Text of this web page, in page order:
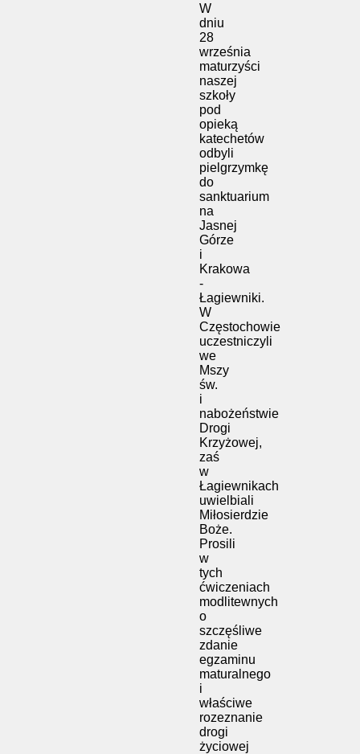
W
dniu
28
września
maturzyści
naszej
szkoły
pod
opieką
katechetów
odbyli
pielgrzymkę
do
sanktuarium
na
Jasnej
Górze
i
Krakowa
-
Łagiewniki.
W
Częstochowie
uczestniczyli
we
Mszy
św.
i
nabożeństwie
Drogi
Krzyżowej,
zaś
w
Łagiewnikach
uwielbiali
Miłosierdzie
Boże.
Prosili
w
tych
ćwiczeniach
modlitewnych
o
szczęśliwe
zdanie
egzaminu
maturalnego
i
właściwe
rozeznanie
drogi
życiowej